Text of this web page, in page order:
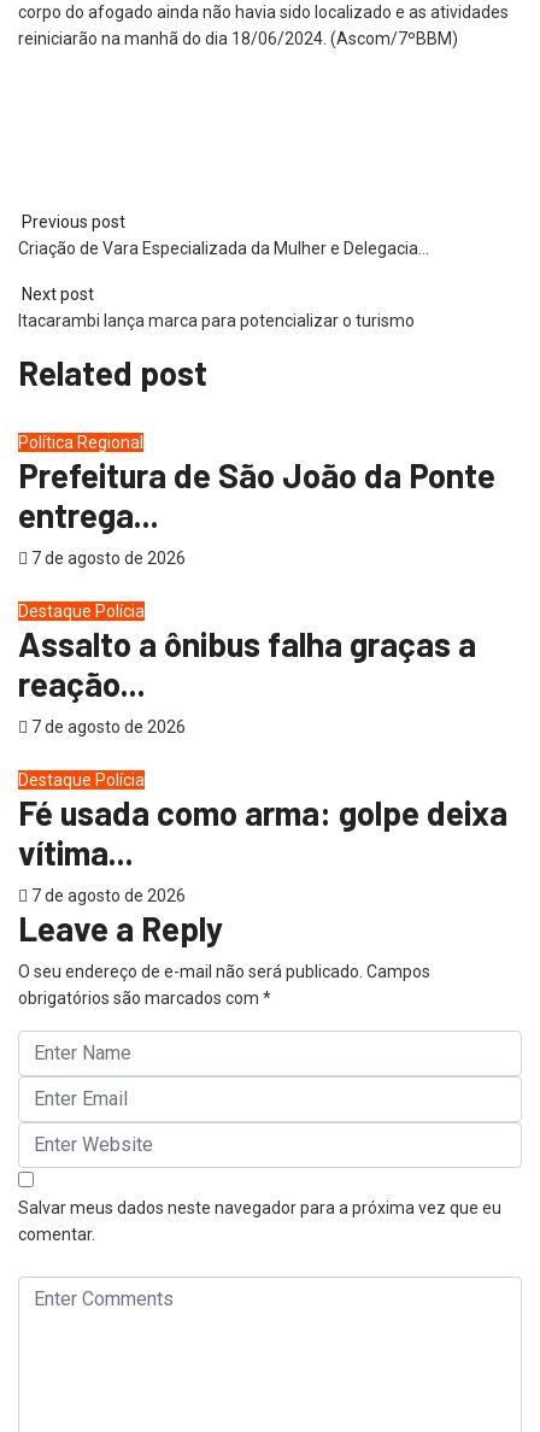
corpo do afogado ainda não havia sido localizado e as atividades
reiniciarão na manhã do dia 18/06/2024. (Ascom/7ºBBM)
Previous post
Criação de Vara Especializada da Mulher e Delegacia…
Next post
Itacarambi lança marca para potencializar o turismo
Related post
Política Regional
Prefeitura de São João da Ponte
entrega...
7 de agosto de 2026
Destaque Polícia
Assalto a ônibus falha graças a
reação...
7 de agosto de 2026
Destaque Polícia
Fé usada como arma: golpe deixa
vítima...
7 de agosto de 2026
Leave a Reply
O seu endereço de e-mail não será publicado. Campos
obrigatórios são marcados com *
Salvar meus dados neste navegador para a próxima vez que eu
comentar.